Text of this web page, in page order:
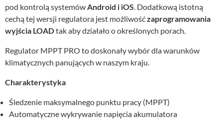
pod kontrolą systemów Android i iOS . Dodatkową istotną
cechą tej wersji regulatora jest możliwośćzaprogramowania
wyjścia LOADtak aby działało o określonych porach.
Regulator MPPT PRO to doskonały wybór dla warunków
klimatycznych panujących w naszym kraju.
Charakterystyka
Śledzenie maksymalnego punktu pracy (MPPT)
Automatyczne wykrywanie napięcia akumulatora